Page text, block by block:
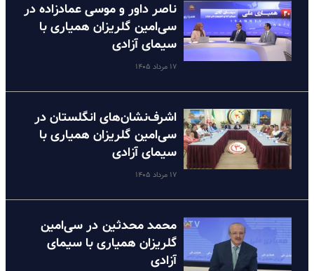
ناصر داور و موسی عمادزاده در
سی‌امین گلریزان همیاری با
سیمای آزادی
۱۷ مرداد ۱۴۰۵
اشرف‌نشان‌های انگلستان در
سی‌امین گلریزان همیاری با
سیمای آزادی
۱۷ مرداد ۱۴۰۵
محمد محدثین در سی‌امین
گلریزان همیاری با سیمای
آزادی